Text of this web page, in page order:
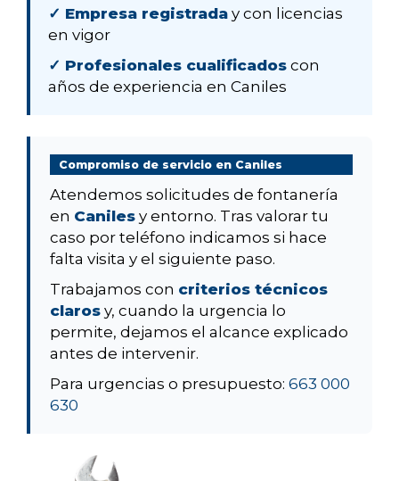
✓ Empresa registrada y con licencias
en vigor
✓ Profesionales cualificados con
años de experiencia en Caniles
Compromiso de servicio en Caniles
Atendemos solicitudes de fontanería
en Caniles y entorno. Tras valorar tu
caso por teléfono indicamos si hace
falta visita y el siguiente paso.
Trabajamos con criterios técnicos
claros y, cuando la urgencia lo
permite, dejamos el alcance explicado
antes de intervenir.
Para urgencias o presupuesto: 663 000
630